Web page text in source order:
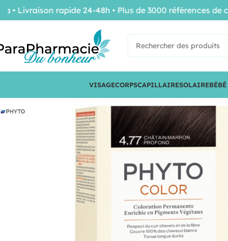
VISAGECORPSCAPILLAIRESOLAIRE
rapide 24-48h • Plus de 3000 références de